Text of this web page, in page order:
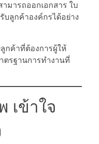
มารถออกเอกสาร ใบ
บลูกค้าองค์กรได้อย่าง
กค้าที่ต้องการผู้ให้
ตรฐานการทำงานที่
เข้าใจ